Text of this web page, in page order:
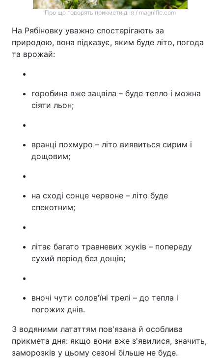
Про що говорять прикмети дня / magnific.com
На Рябіновку уважно спостерігають за
природою, вона підказує, яким буде літо, погода
та врожай:
горобина вже зацвіла – буде тепло і можна
сіяти льон;
вранці похмуро – літо виявиться сирим і
дощовим;
на сході сонце червоне – літо буде
спекотним;
літає багато травневих жуків – попереду
сухий період без дощів;
вночі чути солов'їні трелі – до тепла і
погожих днів.
З водяними лататтям пов'язана й особлива
прикмета дня: якщо вони вже з'явилися, значить,
заморозків у цьому сезоні більше не буде.